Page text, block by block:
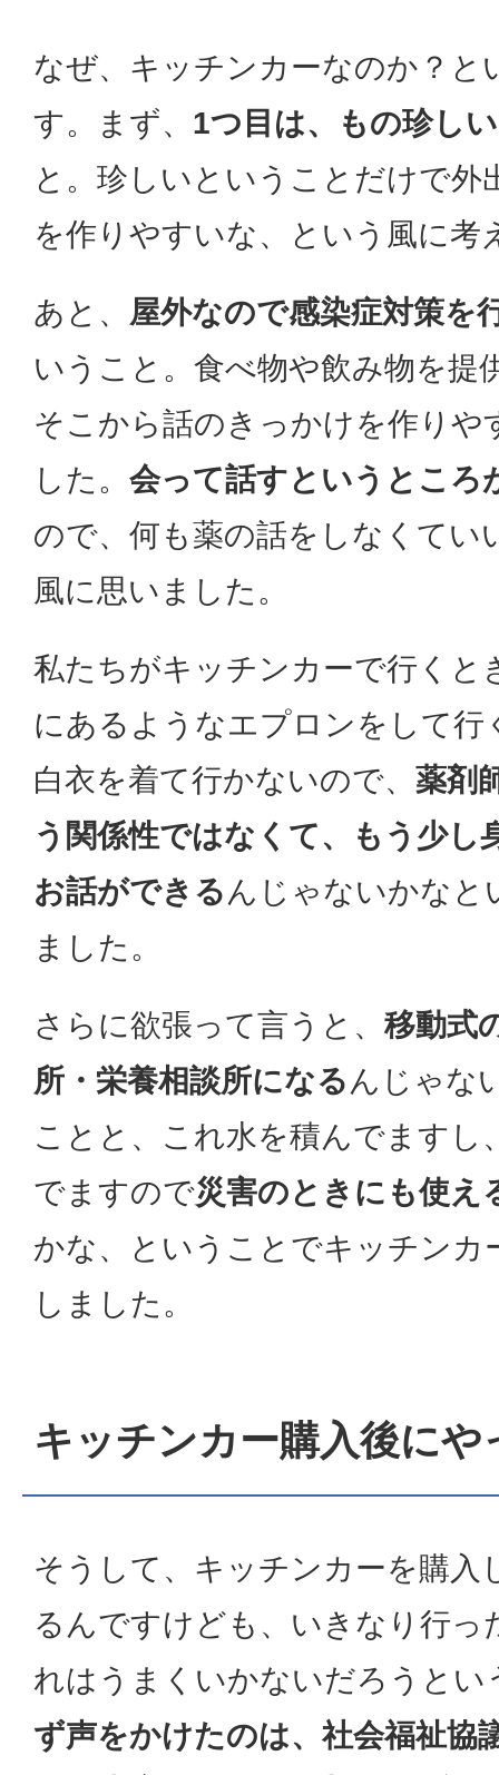
なぜ、キッチンカーなのか？と
す。まず、 1つ目は、もの珍しい
と。珍しいということだけで外
を作りやすいな、という風に考
あと、 屋外なので感染症対策を
いうこと。食べ物や飲み物を提
そこから話のきっかけを作りや
した。 会って話すというところ
ので、何も薬の話をしなくてい
風に思いました。
私たちがキッチンカーで行くと
にあるようなエプロンをして行
白衣を着て行かないので、 薬剤
う関係性ではなくて、もう少し
お話ができるんじゃないかなと
ました。
さらに欲張って言うと、 移動式
所・栄養相談所になるんじゃな
ことと、これ水を積んでますし
でますので災害のときにも使え
かな、ということでキッチンカ
しました。
キッチンカー購入後にや
そうして、キッチンカーを購入
るんですけども、いきなり行っ
れはうまくいかないだろうとい
ず声をかけたのは、社会福祉協